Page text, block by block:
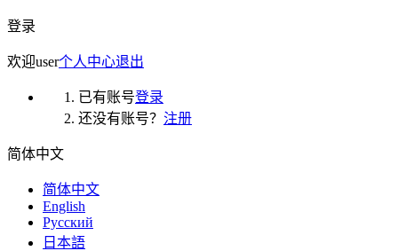
登录
欢迎user个人中心退出
已有账号登录
还没有账号？ 注册
简体中文
简体中文
English
Русский
日本語